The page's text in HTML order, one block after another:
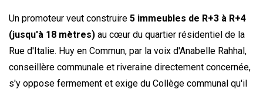
Un promoteur veut construire 5 immeubles de R+3 à R+4
(jusqu'à 18 mètres) au cœur du quartier résidentiel de la
Rue d'Italie. Huy en Commun, par la voix d'Anabelle Rahhal,
conseillère communale et riveraine directement concernée,
s'y oppose fermement et exige du Collège communal qu'il